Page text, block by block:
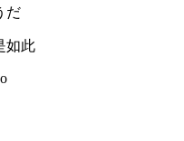
だ
如此